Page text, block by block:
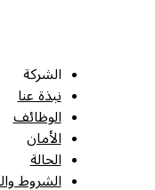
الشركة
نبذة عنا
الوظائف
الأمان
الحالة
الشروط